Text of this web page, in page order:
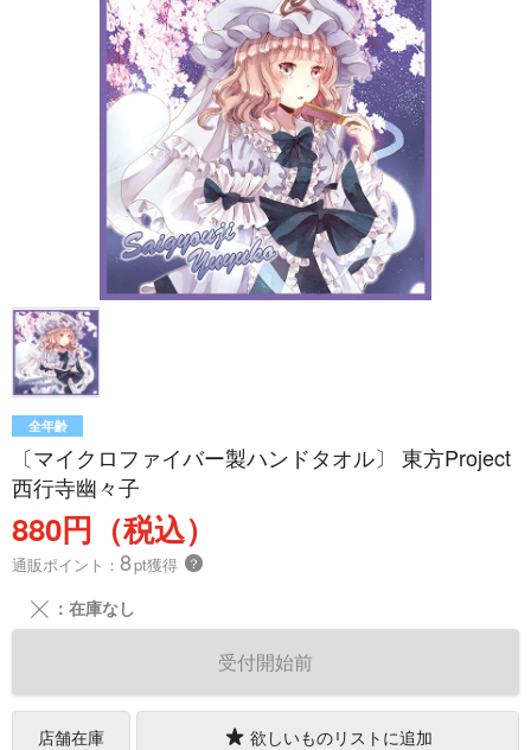
全年齢
〔マイクロファイバー製ハンドタオル〕 東方Project
西行寺幽々子
880円（税込）
通販ポイント： 8pt獲得 ？
╳ ：在庫なし
受付開始前
店舗在庫 欲しいものリストに追加